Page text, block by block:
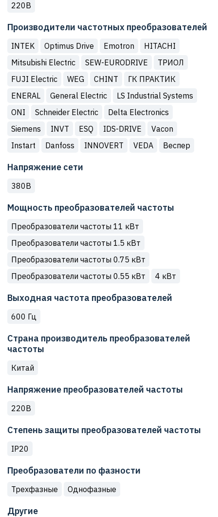
220В
Производители частотных преобразователей
INTEK Optimus Drive Emotron
HITACHI
Mitsubishi Electric
SEW-EURODRIVE
ТРИОЛ
FUJI Electric
WEG CHINT
ГК ПРАКТИК
ENERAL
General Electric
LS Industrial Systems
ONI
Schneider Electric
Delta Electronics
Siemens
INVT ESQ IDS-DRIVE
Vacon
Instart
Danfoss INNOVERT VEDA Веспер
Напряжение сети
380В
Мощность преобразователей частоты
Преобразователи частоты 11 кВт
Преобразователи частоты 1.5 кВт
Преобразователи частоты 0.75 кВт
Преобразователи частоты 0.55 кВт
4 кВт
Выходная частота преобразователей
600 Гц
Страна производитель преобразователей
частоты
Китай
Напряжение преобразователей частоты
220В
Степень защиты преобразователей частоты
IP20
Преобразователи по фазности
Трехфазные Однофазные
Другие